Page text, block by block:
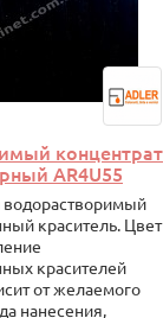
концентрат
AR4U55
краситель. Цвет
красителей
от желаемого
нанесения,